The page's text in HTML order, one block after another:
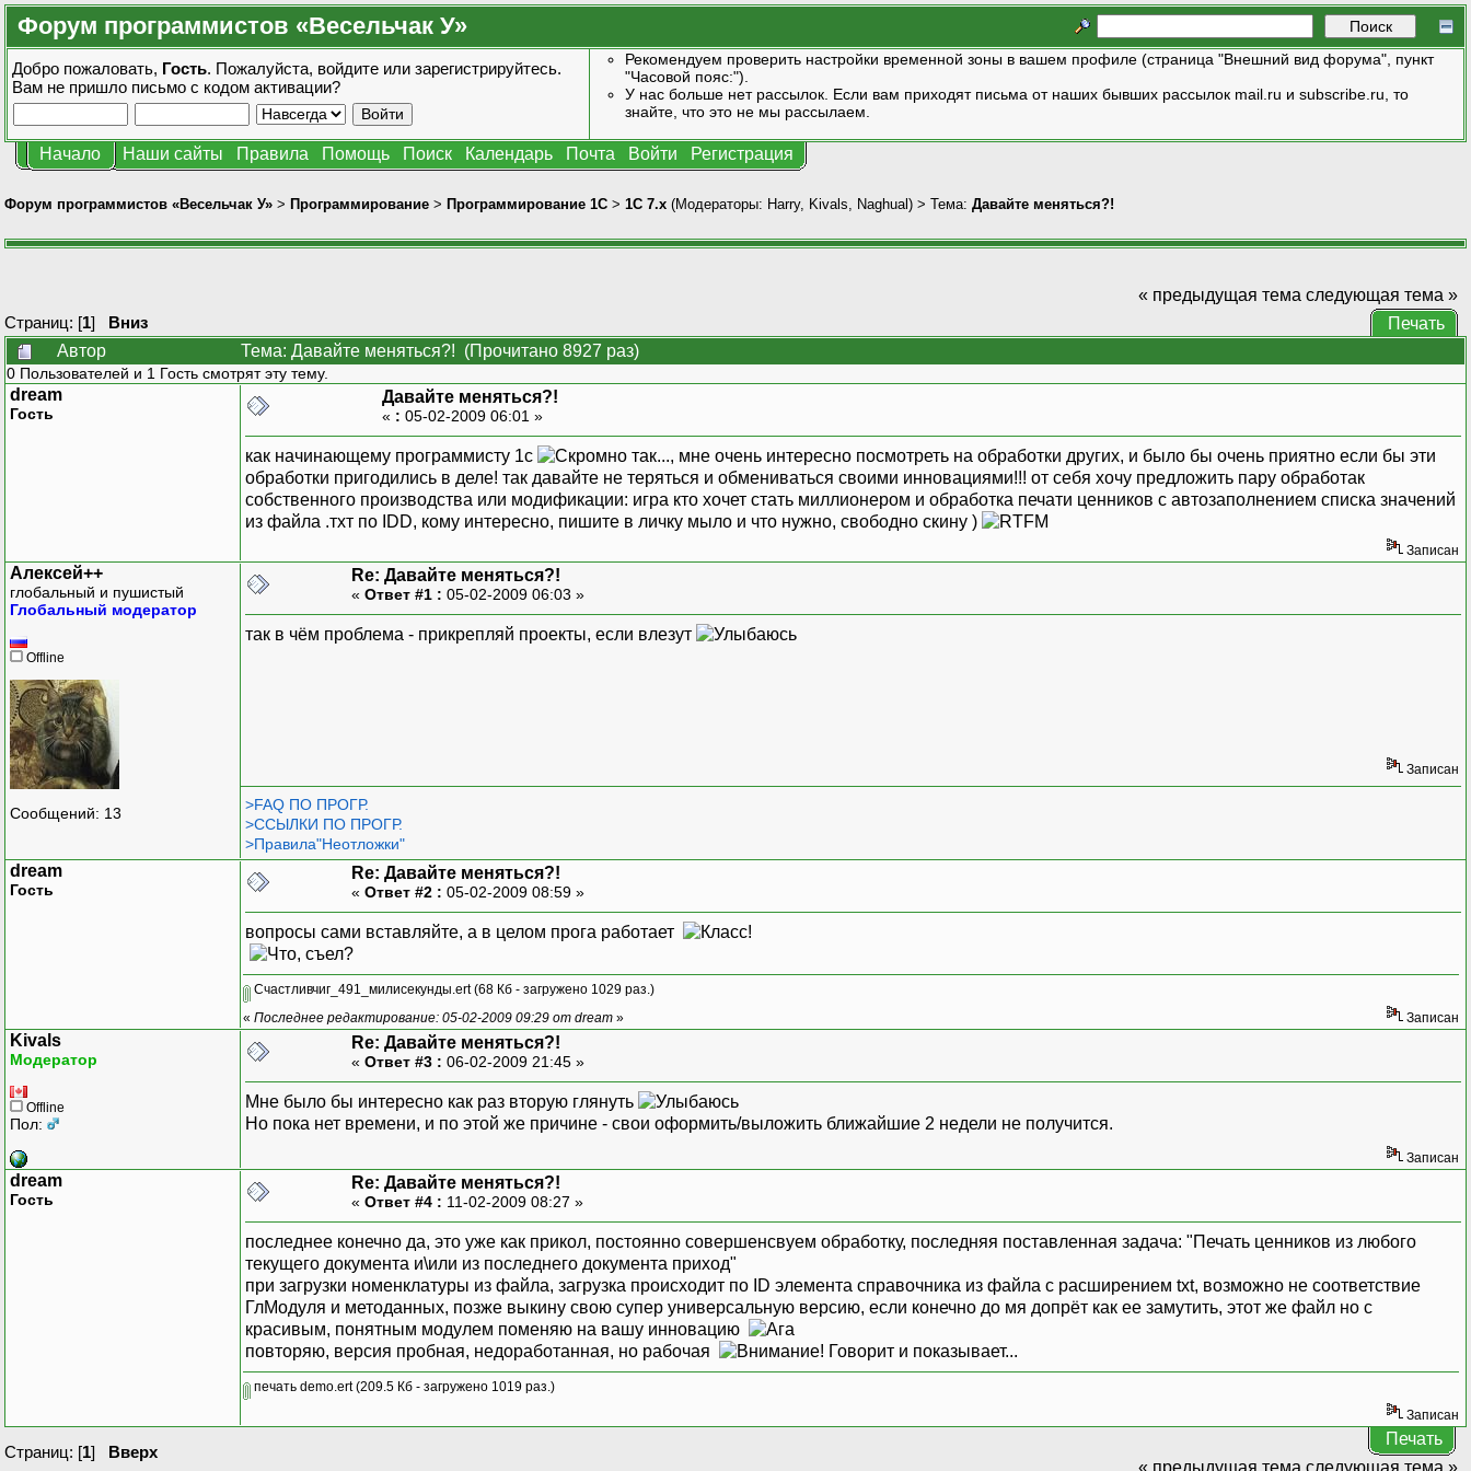
Форум программистов «Весельчак У»
Добро пожаловать, Гость. Пожалуйста, войдите или зарегистрируйтесь.
Вам не пришло письмо с кодом активации?
Рекомендуем проверить настройки временной зоны в вашем профиле (страница "Внешний вид форума", пункт
"Часовой пояс:").
У нас больше нет рассылок. Если вам приходят письма от наших бывших рассылок mail.ru и subscribe.ru, то
знайте, что это не мы рассылаем.
Начало Наши сайты Правила Помощь Поиск Календарь Почта Войти Регистрация
Форум программистов «Весельчак У» > Программирование > Программирование 1С > 1С 7.x (Модераторы: Harry, Kivals Naghual) > Тема: Давайте меняться?!
Страниц: [1] Вниз
« предыдущая тема следующая тема »
Печать
Автор
Тема: Давайте меняться?! (Прочитано 8927 раз)
0 Пользователей и 1 Гость смотрят эту тему.
dream
Гость
Давайте меняться?!
« : 05-02-2009 06:01 »
как начинающему программисту 1с
, мне очень интересно посмотреть на обработки других, и было бы очень приятно если бы эти
обработки пригодились в деле! так давайте не теряться и обмениваться своими инновациями!!! от себя хочу предложить пару обработак
собственного производства или модификации: игра кто хочет стать миллионером и обработка печати ценников с автозаполнением списка значений
из файла .тхт по IDD, кому интересно, пишите в личку мыло и что нужно, свободно скину )
Записан
Алексей++
глобальный и пушистый
Глобальный модератор
Offline
Сообщений: 13
Re: Давайте меняться?!
« Ответ #1 : 05-02-2009 06:03 »
так в чём проблема - прикрепляй проекты, если влезут
Записан
>FAQ ПО ПРОГР.
>ССЫЛКИ ПО ПРОГР.
>Правила"Неотложки"
dream
Гость
Re: Давайте меняться?!
« Ответ #2 : 05-02-2009 08:59 »
вопросы сами вставляйте, а в целом прога работает
Счастливчиг_491_милисекунды.ert(68 Кб - загружено 1029 раз.)
« Последнее редактирование: 05-02-2009 09:29 от dream » Записан
Kivals
Модератор
Offline
Пол:
Re: Давайте меняться?!
« Ответ #3 : 06-02-2009 21:45 »
Мне было бы интересно как раз вторую глянуть
Но пока нет времени, и по этой же причине - свои оформить/выложить ближайшие 2 недели не получится.
Записан
dream
Гость
Re: Давайте меняться?!
« Ответ #4 : 11-02-2009 08:27 »
последнее конечно да, это уже как прикол, постоянно совершенсвуем обработку, последняя поставленная задача: "Печать ценников из любого
текущего документа и\или из последнего документа приход"
при загрузки номенклатуры из файла, загрузка происходит по ID элемента справочника из файла с расширением txt, возможно не соответствие
ГлМодуля и методанных, позже выкину свою супер универсальную версию, если конечно до мя допрёт как ее замутить, этот же файл но с
красивым, понятным модулем поменяю на вашу инновацию
повторяю, версия пробная, недоработанная, но рабочая
печать demo.ert(209.5 Кб - загружено 1019 раз.)
Записан
Страниц: [1] Вверх
Печать
« предыдущая тема следующая тема »